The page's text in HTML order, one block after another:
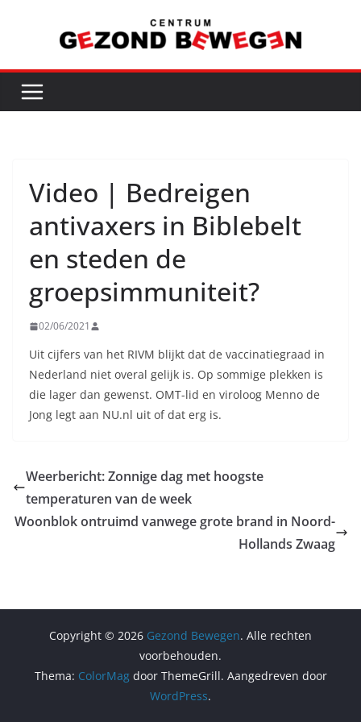
inhoud
Video | Bedreigen
antivaxers in Biblebelt
en steden de
groepsimmuniteit?
02/06/2021
Uit cijfers van het RIVM blijkt dat de vaccinatiegraad in
Nederland niet overal gelijk is. Op sommige plekken is
die lager dan gewenst. OMT-lid en viroloog Menno de
Jong legt aan NU.nl uit of dat erg is.
Weerbericht: Zonnige dag met hoogste
temperaturen van de week
Woonblok ontruimd vanwege grote brand in Noord-
Hollands Zwaag
Copyright © 2026 Gezond Bewegen. Alle rechten
voorbehouden.
Thema: ColorMagdoor ThemeGrill. Aangedreven door
WordPress.